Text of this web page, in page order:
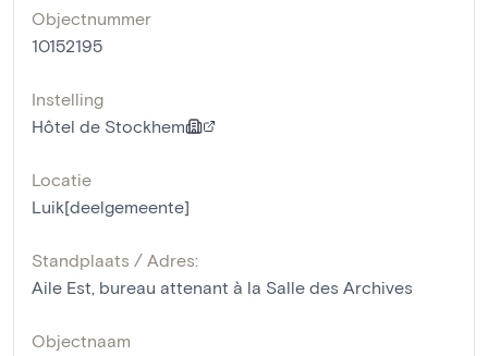
Objectnummer
10152195
Instelling
Hôtel de Stockhem
Locatie
Luik[deelgemeente]
Standplaats / Adres:
Aile Est, bureau attenant à la Salle des Archives
Objectnaam